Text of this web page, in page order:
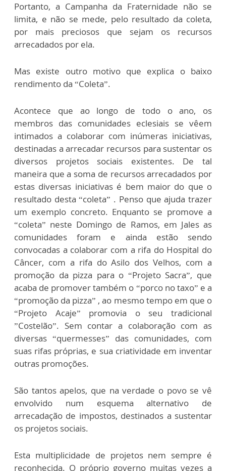
Portanto, a Campanha da Fraternidade não se
limita, e não se mede, pelo resultado da coleta,
por mais preciosos que sejam os recursos
arrecadados por ela.
Mas existe outro motivo que explica o baixo
rendimento da “Coleta”.
Acontece que ao longo de todo o ano, os
membros das comunidades eclesiais se vêem
intimados a colaborar com inúmeras iniciativas,
destinadas a arrecadar recursos para sustentar os
diversos projetos sociais existentes. De tal
maneira que a soma de recursos arrecadados por
estas diversas iniciativas é bem maior do que o
resultado desta “coleta” . Penso que ajuda trazer
um exemplo concreto. Enquanto se promove a
“coleta” neste Domingo de Ramos, em Jales as
comunidades foram e ainda estão sendo
convocadas a colaborar com a rifa do Hospital do
Câncer, com a rifa do Asilo dos Velhos, com a
promoção da pizza para o “Projeto Sacra”, que
acaba de promover também o “porco no taxo” e a
“promoção da pizza” , ao mesmo tempo em que o
“Projeto Acaje” promovia o seu tradicional
”Costelão”. Sem contar a colaboração com as
diversas “quermesses” das comunidades, com
suas rifas próprias, e sua criatividade em inventar
outras promoções.
São tantos apelos, que na verdade o povo se vê
envolvido num esquema alternativo de
arrecadação de impostos, destinados a sustentar
os projetos sociais.
Esta multiplicidade de projetos nem sempre é
reconhecida. O próprio governo muitas vezes a